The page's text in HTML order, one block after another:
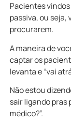
Pacientes
passiva,ou seja,
procurarem.
A maneira de
captar os
levanta e “vai
Não estou
sair ligando pras
médico?”.